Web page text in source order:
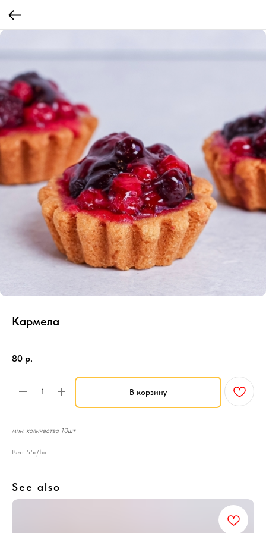
Кармела
80 р.
В корзину
мин. количество 10шт
Вес: 55г/1шт
See also